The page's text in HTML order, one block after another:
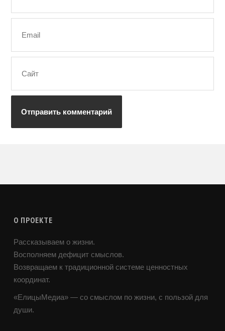
О ПРОЕКТЕ
Рассказываем о жизни.
Восполняем дефицит смыслов.
Возвращаем к традиционной системе ценностных
координат.
«ЕлицыМедиа» — со смыслом по жизни, с пользой для
души.